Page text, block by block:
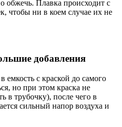
обжечь. Плавка происходит с
чтобы ни в коем случае их не
добавления
емкость с краской до самого
но при этом краска не
в трубочку), после чего в
сильный напор воздуха и